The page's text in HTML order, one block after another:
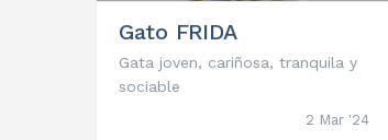
Gato FRIDA
Gata joven, cariñosa, tranquila y
sociable
2 Mar '24